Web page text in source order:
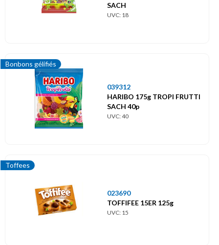
SACH
UVC: 18
Bonbons gélifiés
039312
HARIBO 175g TROPI FRUTTI
SACH 40p
UVC: 40
Toffees
023690
TOFFIFEE 15ER 125g
UVC: 15